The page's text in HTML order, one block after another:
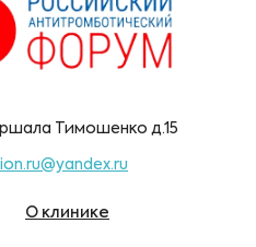
Тимошенко д.15
О клинике